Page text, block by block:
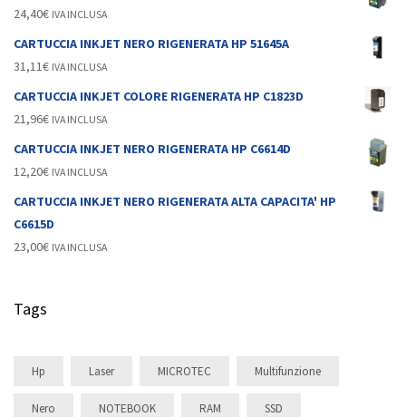
24,40€ IVA INCLUSA
CARTUCCIA INKJET NERO RIGENERATA HP 51645A
31,11€ IVA INCLUSA
CARTUCCIA INKJET COLORE RIGENERATA HP C1823D
21,96€ IVA INCLUSA
CARTUCCIA INKJET NERO RIGENERATA HP C6614D
12,20€ IVA INCLUSA
CARTUCCIA INKJET NERO RIGENERATA ALTA CAPACITA' HP
C6615D
23,00€ IVA INCLUSA
Tags
Hp Laser MICROTEC Multifunzione
Nero NOTEBOOK RAM SSD